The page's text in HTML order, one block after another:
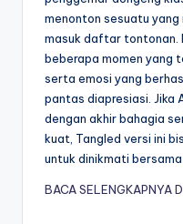
menonton sesuatu yang
masuk daftar tontonan.
beberapa momen yang
serta emosi yang
pantas diapresiasi. Jika
dengan akhir bahagia
kuat, Tangled versi ini
untuk dinikmati
BACA SELENGKAPNYA